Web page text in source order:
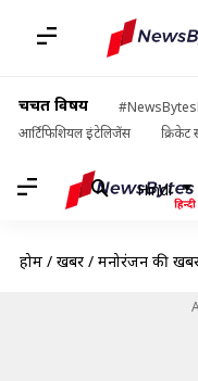
चर्चित विषय
आर्टिफिशियल इंटेलिजेंस
क्रिकेट
Hindi
होम / खबरें / मनोरंजन की